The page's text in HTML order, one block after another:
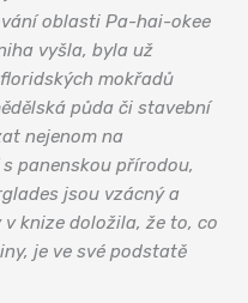
oblasti Pa-hai-okee
vyšla, byla už
mokřadů
půda či stavební
nejenom na
panenskou přírodou,
jsou vzácný a
knize doložila, že to, co
je ve své podstatě